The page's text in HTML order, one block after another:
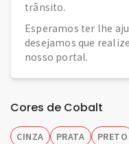
trânsito.
Esperamos ter lhe
desejamos que
nosso portal.
Cores de Cobalt
CINZA PRATA PRETO